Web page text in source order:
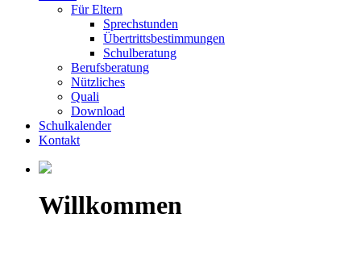
Für Eltern
Sprechstunden
Übertrittsbestimmungen
Schulberatung
Berufsberatung
Nützliches
Quali
Download
Schulkalender
Kontakt
Willkommen